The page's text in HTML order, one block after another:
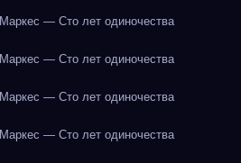
— Сто лет одиночества
— Сто лет одиночества
— Сто лет одиночества
— Сто лет одиночества